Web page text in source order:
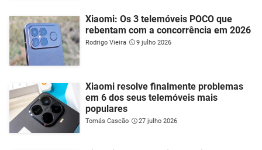
Xiaomi: Os 3 telemóveis POCO que
rebentam com a concorrência em 2026
Rodrigo Vieira 9 julho 2026
Xiaomi resolve finalmente problemas
em 6 dos seus telemóveis mais
populares
Tomás Cascão 27 julho 2026